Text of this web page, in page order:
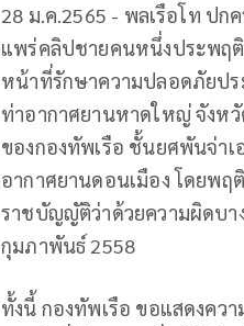
28 ม.ค.2565 - พลเรือโท ป
แพร่คลิปชายคนหนึ่งประพฤติ
หน้าที่รักษาความปลอดภัยปร
ท่าอากาศยานหาดใหญ่ จังหวั
ของกองทัพเรือ ชั้นยศพันจ่าเ
อากาศยานดอนเมือง โดยพฤ
ราชบัญญัติว่าด้วยความผิดบา
กุมภาพันธ์ 2558
ทั้งนี้ กองทัพเรือ ขอแสดงควา